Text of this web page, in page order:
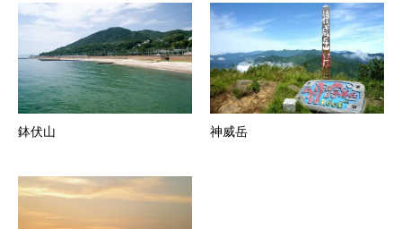
鉢伏山 神威岳